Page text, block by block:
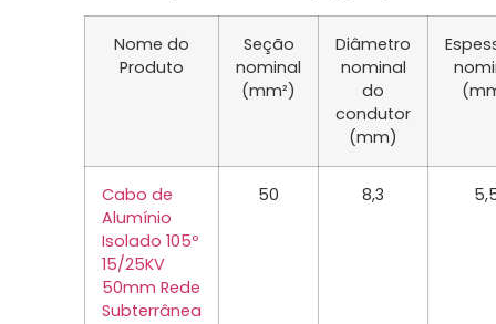
Nome do
Produto
Seção
nominal
(mm²)
Diâmetro
nominal
do
condutor
(mm)
Cabo de
Alumínio
Isolado 105º
15/25KV
50mm Rede
Subterrânea
50 8,3